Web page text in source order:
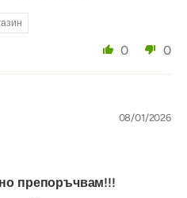
0 0
08/01/2026
препоръчвам!!!